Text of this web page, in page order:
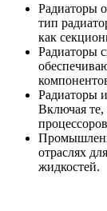
Радиаторы
тип
как
Радиаторы
Радиаторы
Включая те,
отраслях
жидкостей.